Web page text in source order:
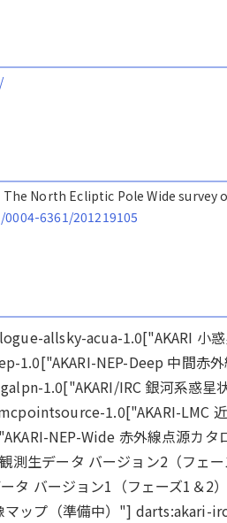
North Ecliptic Pole Wide survey
6361/201219105
allsky-acua-1.0["AKARI 小
NEP-Deep 中間赤外
1.0["AKARI/IRC 銀河系惑星
1.0["AKARI-LMC 近
NEP-Wide 赤外線点源カタ
生データ バージョン2（フェ
タ バージョン1（フェーズ1＆2
ップ（準備中）"] darts:akari-